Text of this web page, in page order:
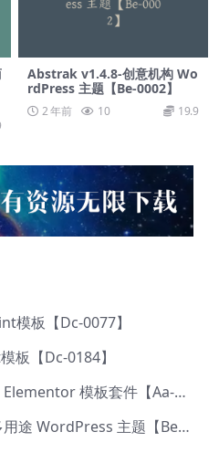
Abstrak v1.4.8-创意机构 Wo
rdPress 主题【Be-0002】
2 年前 10 19.9
模板【Dc-0077】
板【Dc-0184】
Jarvis – 网络安全服务 Elementor 模板套件【Aa-0035】
lmpeka v1.3.9-创意多用途 WordPress 主题【Be-0064】